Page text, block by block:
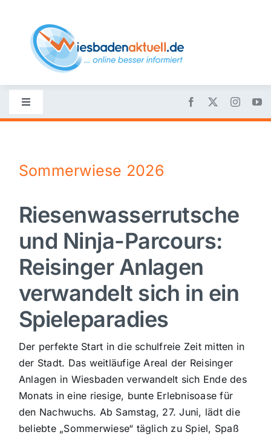
content
Toggle
Navigation
Nachrichten
Politik
Wirtschaft
Sport
Kultur
Panorama
Mein Stadtteil
Sommerwiese 2026
Riesenwasserrutsche
und Ninja-Parcours:
Reisinger Anlagen
verwandelt sich in ein
Spieleparadies
Der perfekte Start in die schulfreie Zeit mitten in
der Stadt. Das weitläufige Areal der Reisinger
Anlagen in Wiesbaden verwandelt sich Ende des
Monats in eine riesige, bunte Erlebnisoase für
den Nachwuchs. Ab Samstag, 27. Juni, lädt die
beliebte „Sommerwiese“ täglich zu Spiel, Spaß